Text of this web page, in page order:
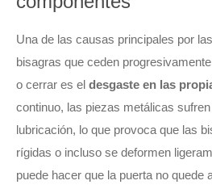
Una de las causas principales por
bisagras que ceden
o cerrar es el desgaste en las
continuo, las piezas metálicas
lubricación, lo que provoca que las
rígidas o incluso se deformen
puede hacer que la puerta no quede